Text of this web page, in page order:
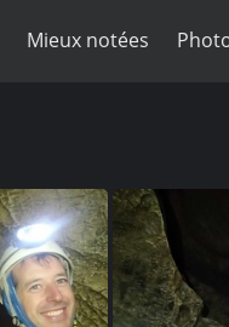
Mieux notées